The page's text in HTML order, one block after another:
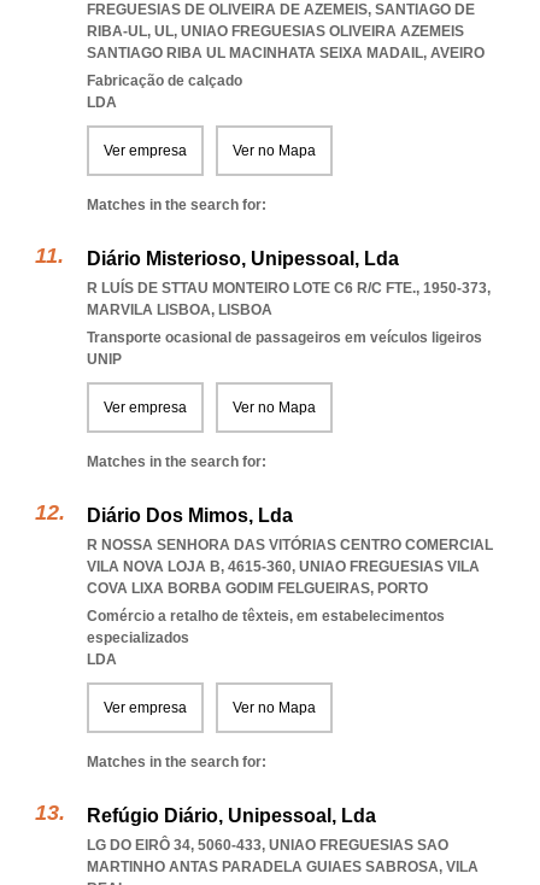
FREGUESIAS DE OLIVEIRA DE AZEMEIS, SANTIAGO DE
RIBA-UL, UL, UNIAO FREGUESIAS OLIVEIRA AZEMEIS
SANTIAGO RIBA UL MACINHATA SEIXA MADAIL, AVEIRO
Fabricação de calçado
LDA
Ver empresa Ver no Mapa
Matches in the search for:
Diário Misterioso, Unipessoal, Lda
R LUÍS DE STTAU MONTEIRO LOTE C6 R/C FTE., 1950-373,
MARVILA LISBOA, LISBOA
Transporte ocasional de passageiros em veículos ligeiros
UNIP
Ver empresa Ver no Mapa
Matches in the search for:
Diário Dos Mimos, Lda
R NOSSA SENHORA DAS VITÓRIAS CENTRO COMERCIAL
VILA NOVA LOJA B, 4615-360, UNIAO FREGUESIAS VILA
COVA LIXA BORBA GODIM FELGUEIRAS, PORTO
Comércio a retalho de têxteis, em estabelecimentos
especializados
LDA
Ver empresa Ver no Mapa
Matches in the search for:
Refúgio Diário, Unipessoal, Lda
LG DO EIRÔ 34, 5060-433, UNIAO FREGUESIAS SAO
MARTINHO ANTAS PARADELA GUIAES SABROSA, VILA